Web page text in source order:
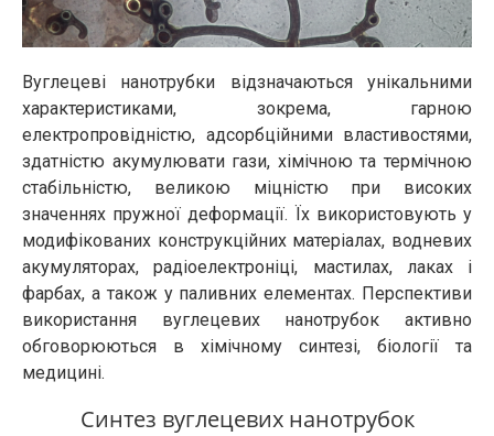
Вуглецеві нанотрубки відзначаються унікальними
характеристиками, зокрема, гарною
електропровідністю, адсорбційними властивостями,
здатністю акумулювати гази, хімічною та термічною
стабільністю, великою міцністю при високих
значеннях пружної деформації. Їх використовують у
модифікованих конструкційних матеріалах, водневих
акумуляторах, радіоелектроніці, мастилах, лаках і
фарбах, а також у паливних елементах. Перспективи
використання вуглецевих нанотрубок активно
обговорюються в хімічному синтезі, біології та
медицині.
Синтез вуглецевих нанотрубок